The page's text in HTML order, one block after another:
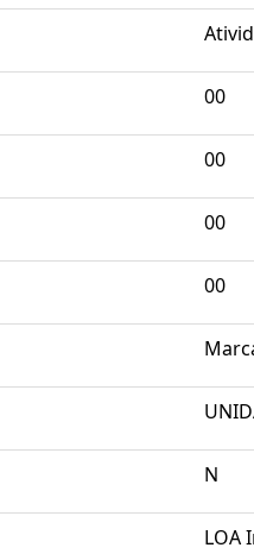
00
00
00
00
N
LOA